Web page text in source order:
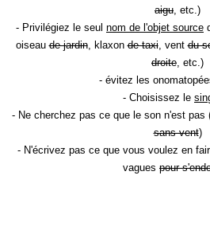
aigu , etc.)
- Privilégiez le seul nom de l'objet source
oiseaude jardin, klaxonde taxi, ventdu
droite , etc.)
- évitez les
- Choisissez le
- Ne cherchez pas ce que le son n'est pas
sans vent)
- N'écrivez pas ce que vous voulez en
vagues pour